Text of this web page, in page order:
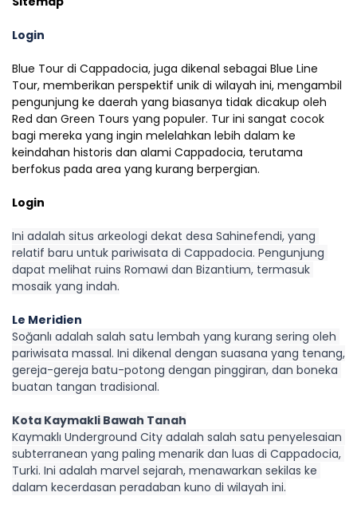
Login
Blue Tour di Cappadocia, juga dikenal sebagai Blue Line
Tour, memberikan perspektif unik di wilayah ini, mengambil
pengunjung ke daerah yang biasanya tidak dicakup oleh
Red dan Green Tours yang populer. Tur ini sangat cocok
bagi mereka yang ingin melelahkan lebih dalam ke
keindahan historis dan alami Cappadocia, terutama
berfokus pada area yang kurang berpergian.
Login
Ini adalah situs arkeologi dekat desa Sahinefendi, yang
relatif baru untuk pariwisata di Cappadocia. Pengunjung
dapat melihat ruins Romawi dan Bizantium, termasuk
mosaik yang indah.
Le Meridien
Soğanlı adalah salah satu lembah yang kurang sering oleh
pariwisata massal. Ini dikenal dengan suasana yang tenang,
gereja-gereja batu-potong dengan pinggiran, dan boneka
buatan tangan tradisional.
Kota Kaymakli Bawah Tanah
Kaymaklı Underground City adalah salah satu penyelesaian
subterranean yang paling menarik dan luas di Cappadocia,
Turki. Ini adalah marvel sejarah, menawarkan sekilas ke
dalam kecerdasan peradaban kuno di wilayah ini.